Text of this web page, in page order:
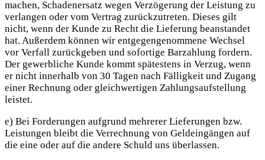
machen, Schadenersatz wegen Verzögerung der Leistung zu
verlangen oder vom Vertrag zurückzutreten. Dieses gilt
nicht, wenn der Kunde zu Recht die Lieferung beanstandet
hat. Außerdem können wir entgegengenommene Wechsel
vor Verfall zurückgeben und sofortige Barzahlung fordern.
Der gewerbliche Kunde kommt spätestens in Verzug, wenn
er nicht innerhalb von 30 Tagen nach Fälligkeit und Zugang
einer Rechnung oder gleichwertigen Zahlungsaufstellung
leistet.
e) Bei Forderungen aufgrund mehrerer Lieferungen bzw.
Leistungen bleibt die Verrechnung von Geldeingängen auf
die eine oder auf die andere Schuld uns überlassen.